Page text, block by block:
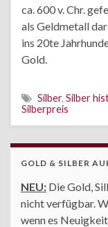
ca. 600 v. Chr.
als Geldmetall
ins 20te
Gold.
Silber, Silber
Silberpreis
GOLD & SILBER
NEU: Die Gold,
nicht verfügbar.
wenn es